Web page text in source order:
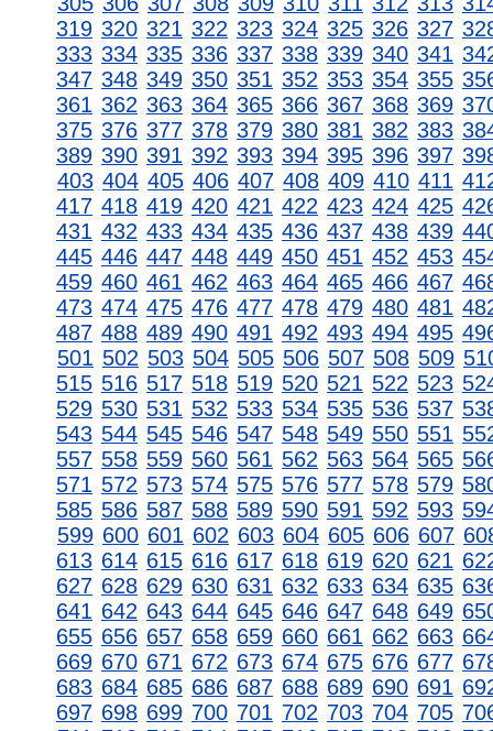
319 320 321 322 323 324 325 326 327
333 334 335 336 337 338 339 340 341
347 348 349 350 351 352 353 354 355
361 362 363 364 365 366 367 368 369
375 376 377 378 379 380 381 382 383
389 390 391 392 393 394 395 396 397
403 404 405 406 407 408 409 410 411
417 418 419 420 421 422 423 424 425
431 432 433 434 435 436 437 438 439
445 446 447 448 449 450 451 452 453
459 460 461 462 463 464 465 466 467
473 474 475 476 477 478 479 480 481
487 488 489 490 491 492 493 494 495
501 502 503 504 505 506 507 508 509
515 516 517 518 519 520 521 522 523
529 530 531 532 533 534 535 536 537
543 544 545 546 547 548 549 550 551
557 558 559 560 561 562 563 564 565
571 572 573 574 575 576 577 578 579
585 586 587 588 589 590 591 592 593
599 600 601 602 603 604 605 606 607
613 614 615 616 617 618 619 620 621
627 628 629 630 631 632 633 634 635
641 642 643 644 645 646 647 648 649
655 656 657 658 659 660 661 662 663
669 670 671 672 673 674 675 676 677
683 684 685 686 687 688 689 690 691
697 698 699 700 701 702 703 704 705